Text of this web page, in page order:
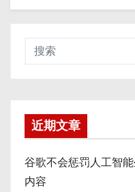
近期文章
谷歌不会惩罚人工智
内容